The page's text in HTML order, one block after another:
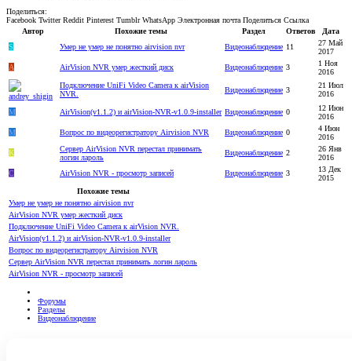
Поделиться:
Facebook Twitter Reddit Pinterest Tumblr WhatsApp Электронная почта Поделиться Ссылка
Автор
Похожие темы Раздел Ответов
Дата
S
Умер не умер не понятно airvision nvr Видеонаблюдение 11
27 Май
2017
A
AirVision NVR умер жесткий диск Видеонаблюдение 3
1 Ноя
2016
Подключение UniFi Video Camera к airVision
NVR.
Видеонаблюдение 3
21 Июл
2016
M AirVision(v1.1.2) и airVision-NVR-v1.0.9-installer Видеонаблюдение 0
12 Июн
2016
M
Вопрос по видеорегистратору Airvision NVR Видеонаблюдение 0
4 Июн
2016
K
Сервер AirVision NVR перестал принимать
логин лароль
Видеонаблюдение 2
26 Янв
2016
C
AirVision NVR - просмотр записей Видеонаблюдение 3
13 Дек
2015
Похожие темы
Умер не умер не понятно airvision nvr
AirVision NVR умер жесткий диск
Подключение UniFi Video Camera к airVision NVR.
AirVision(v1.1.2) и airVision-NVR-v1.0.9-installer
Вопрос по видеорегистратору Airvision NVR
Сервер AirVision NVR перестал принимать логин лароль
AirVision NVR - просмотр записей
Форумы
Разделы
Видеонаблюдение